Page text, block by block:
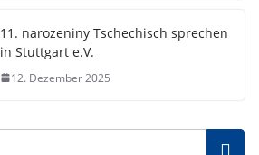
11. narozeniny Tschechisch sprechen
in Stuttgart e.V.
12. Dezember 2025